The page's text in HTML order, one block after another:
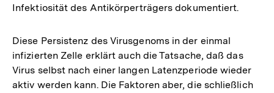
Infektiosität des Antikörperträgers dokumentiert.
Diese Persistenz des Virusgenoms in der einmal
infizierten Zelle erklärt auch die Tatsache, daß das
Virus selbst nach einer langen Latenzperiode wieder
aktiv werden kann. Die Faktoren aber, die schließlich